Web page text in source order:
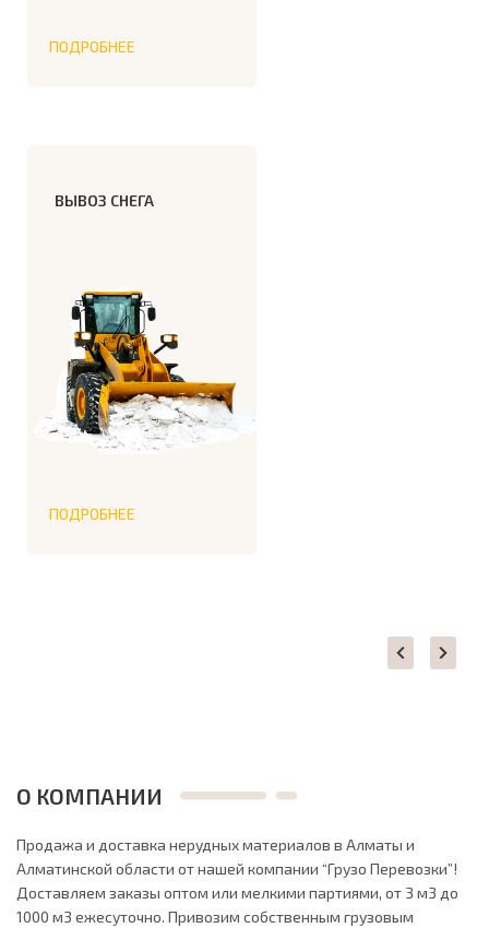
ПОДРОБНЕЕ
ВЫВОЗ СНЕГА
ПОДРОБНЕЕ
О КОМПАНИИ
Продажа и доставка нерудных материалов в Алматы и
Алматинской области от нашей компании “Грузо Перевозки”!
Доставляем заказы оптом или мелкими партиями, от 3 м3 до
1000 м3 ежесуточно. Привозим собственным грузовым